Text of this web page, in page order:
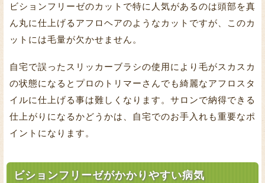
ビションフリーゼのカットで特に人気があるのは頭部を真
ん丸に仕上げるアフロヘアのようなカットですが、このカ
ットには毛量が欠かせません。
自宅で誤ったスリッカーブラシの使用により毛がスカスカ
の状態になるとプロのトリマーさんでも綺麗なアフロスタ
イルに仕上げる事は難しくなります。サロンで納得できる
仕上がりになるかどうかは、自宅でのお手入れも重要なポ
イントになります。
ビションフリーゼがかかりやすい病気